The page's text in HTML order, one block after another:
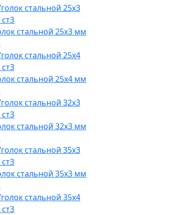
стальной 25х3 мм
стальной 25х4 мм
стальной 32х3 мм
стальной 35х3 мм